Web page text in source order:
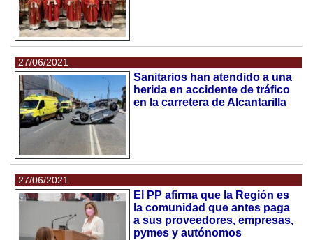
27/06/2021
Sanitarios han atendido a una
herida en accidente de tráfico
en la carretera de Alcantarilla
27/06/2021
El PP afirma que la Región es
la comunidad que antes paga
a sus proveedores, empresas,
pymes y autónomos